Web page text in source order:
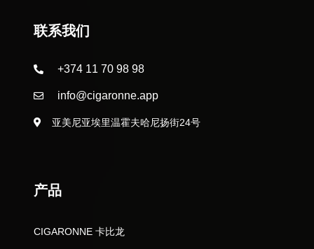
联系我们
+374 11 70 98 98
info@cigaronne.app
亚美尼亚埃里温霍夫哈尼扬街24号
产品
CIGARONNE 卡比龙